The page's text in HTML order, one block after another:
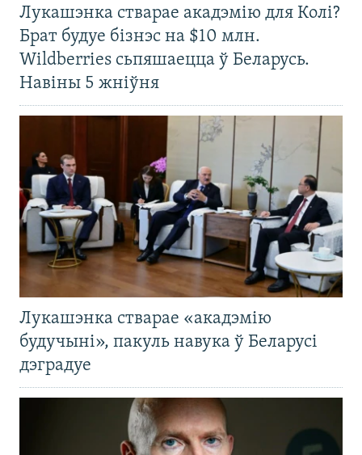
Лукашэнка стварае акадэмію для Колі?
Брат будуе бізнэс на $10 млн.
Wildberries сьпяшаецца ў Беларусь.
Навіны 5 жніўня
Лукашэнка стварае «акадэмію
будучыні», пакуль навука ў Беларусі
дэградуе